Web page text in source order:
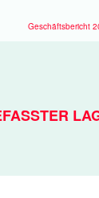
Geschäftsbericht